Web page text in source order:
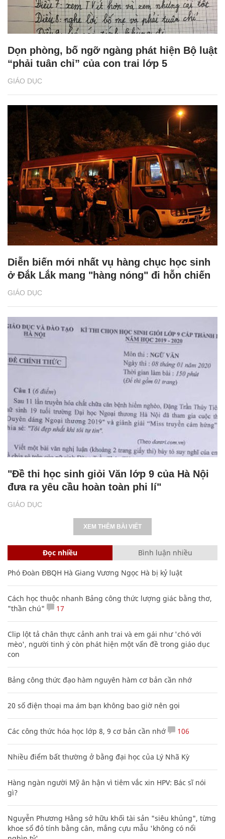
GIÁO DỤC
Dọn phòng, bố ngỡ ngàng phát hiện Bộ luật
“phải tuân chỉ” của con trai lớp 5
GIÁO DỤC
Diễn biến mới nhất vụ hàng chục học sinh
ở Đắk Lắk mang "hàng nóng" đi hỗn chiến
GIÁO DỤC
"Đề thi học sinh giỏi Văn lớp 9 của Hà Nội
đưa ra yêu cầu hoàn toàn phi lí"
XEM THÊM BÀI VIẾT
Đọc nhiều Bình luận nhiều
Phó Đoàn ĐBQH Hà Giang Vương Ngọc Hà bị kỷ luật
Cách học thuộc nhanh Bảng công thức lượng giác bằng thơ,
"thần chú"
17
Clip lột tả chân thực cảnh anh trai và em gái như 'chó với
mèo', người tinh ý còn phát hiện một vấn đề trong giáo dục
con
Bảng công thức đạo hàm nguyên hàm cơ bản cần nhớ
20 số điện thoại ma ám bạn không bao giờ nên gọi
Các công thức hóa học lớp 8, 9 cơ bản cần nhớ 106
Nhiều điểm bất thường ở bằng đại học của Lý Nhã Kỳ
Hàng ngàn người Mỹ ân hận vì tiêm vắc xin HPV: Bác sĩ nói
gì?
Nguyễn Phương Hằng sở hữu khối tài sản "siêu khủng", từng
khoe sổ đỏ tính bằng cân, mắng cựu mẫu 'không có nổi